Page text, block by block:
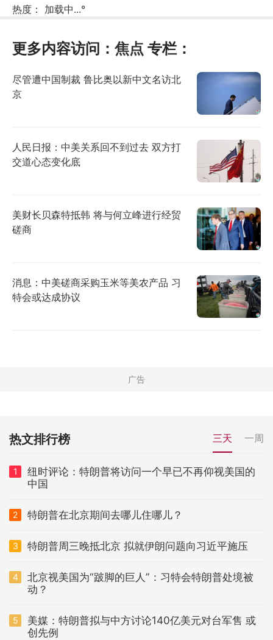
热度： 加载中...°
更多内容访问： 焦点 专栏：
尽管遭中国制裁 鲁比奥以新中文名访北
京
人民日报：中美关系回不到过去 双方打
交道心态变化底
美财长贝森特抵韩 将与何立峰进行经贸
磋商
消息：中美磋商采购玉米等美农产品 习
特会或达成协议
热文排行榜 三天 一周
1
纽时评论：特朗普将访问一个早已不再仰视美国的
中国
2 特朗普在北京期间去哪儿住哪儿？
3 特朗普周三晚抵北京 拟就伊朗问题向习近平施压
4
北京视美国为“跛脚的巨人”：习特会特朗普处境被
动？
5
美媒：特朗普拟与中方讨论140亿美元对台军售 或
创先例